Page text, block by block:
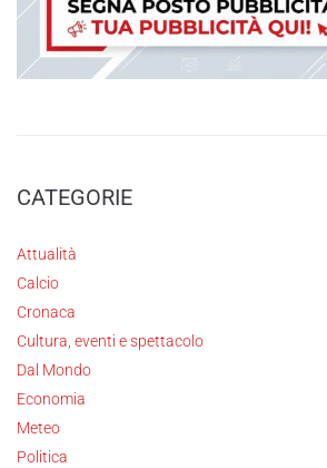
CATEGORIE
Attualità
Calcio
Cronaca
Cultura, eventi e spettacolo
Dal Mondo
Economia
Meteo
Politica